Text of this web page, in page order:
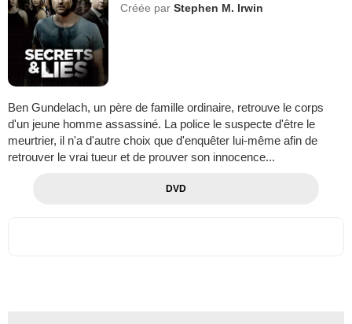
Créée par Stephen M. Irwin
Ben Gundelach, un père de famille ordinaire, retrouve le corps
d'un jeune homme assassiné. La police le suspecte d'être le
meurtrier, il n'a d'autre choix que d'enquêter lui-même afin de
retrouver le vrai tueur et de prouver son innocence...
DVD